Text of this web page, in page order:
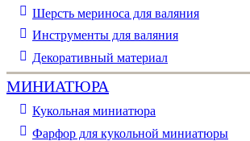
Шерсть мериноса для валяния
Инструменты для валяния
Декоративный материал
МИНИАТЮРА
Кукольная миниатюра
Фарфор для кукольной миниатюры